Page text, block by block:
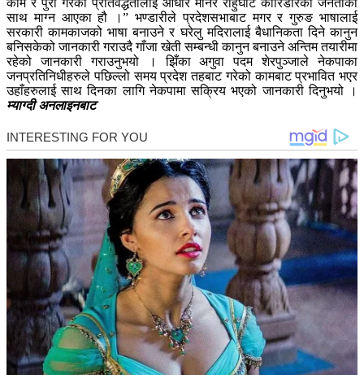
साथ माग्न आएका हौ ।” भण्डारीले प्रदेशसभाबाट मगर र गुरुङ भाषालाई
सरकारी कामकाजको भाषा बनाउने र घरेलु मदिरालाई बैधानिकता दिने कानुन
बनिसकेको जानकारी गराउदै गाँजा खेती सम्बन्धी कानुन बनाउने अन्तिम तयारीमा
रहेको जानकारी गराउनुभयो । झिँका अगुवा पदम शेरपुञ्जाले नेकपाका
जनप्रतिनिधीहरुले पछिल्लो समय प्रदेश तहबाट गरेको कामबाट प्रभावित भएर
उहाँहरुलाई साथ दिनका लागि नेकपामा सक्रिय भएको जानकारी दिनुभयो ।
म्याग्दी अनलाइनबाट